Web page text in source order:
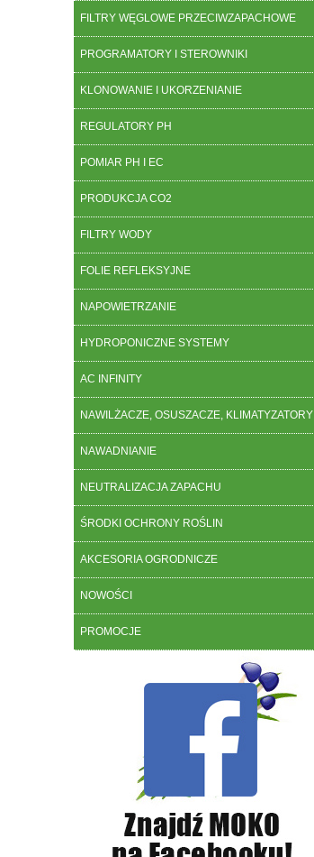
FILTRY WĘGLOWE PRZECIWZAPACHOWE
PROGRAMATORY I STEROWNIKI
KLONOWANIE I UKORZENIANIE
REGULATORY PH
POMIAR PH I EC
PRODUKCJA CO2
FILTRY WODY
FOLIE REFLEKSYJNE
NAPOWIETRZANIE
HYDROPONICZNE SYSTEMY
AC INFINITY
NAWILŻACZE, OSUSZACZE, KLIMATYZATORY
NAWADNIANIE
NEUTRALIZACJA ZAPACHU
ŚRODKI OCHRONY ROŚLIN
AKCESORIA OGRODNICZE
NOWOŚCI
PROMOCJE